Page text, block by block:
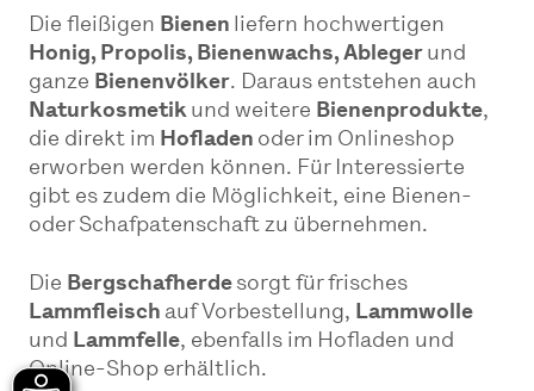
Die fleißigen Bienen liefern hochwertigen
Honig, Propolis, Bienenwachs, Ableger und
ganze Bienenvölker. Daraus entstehen auch
Naturkosmetik und weitere Bienenprodukte,
die direkt im Hofladen oder im Onlineshop
erworben werden können. Für Interessierte
gibt es zudem die Möglichkeit, eine Bienen-
oder Schafpatenschaft zu übernehmen.
Die Bergschafherde sorgt für frisches
Lammfleisch auf Vorbestellung, Lammwolle
und Lammfelle, ebenfalls im Hofladen und
Online-Shop erhältlich.